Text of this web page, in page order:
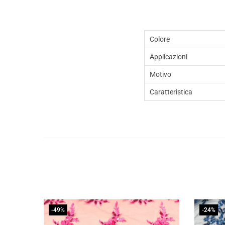
Colore
Applicazioni
Motivo
Caratteristica
-49% -24%